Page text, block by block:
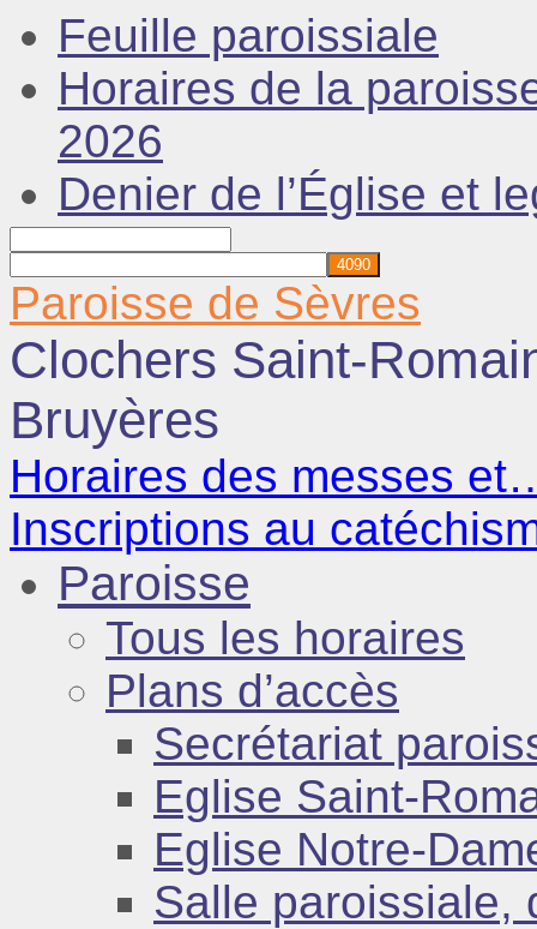
Feuille paroissiale
Horaires de la
2026
Denier de l’Église et
Paroisse de Sèvres
Clochers Saint-
Bruyères
Horaires des messes
Inscriptions au
Paroisse
Tous les horaires
Plans d’accès
Secrétariat
Eglise Saint-
Eglise Notre-
Salle paroissiale,